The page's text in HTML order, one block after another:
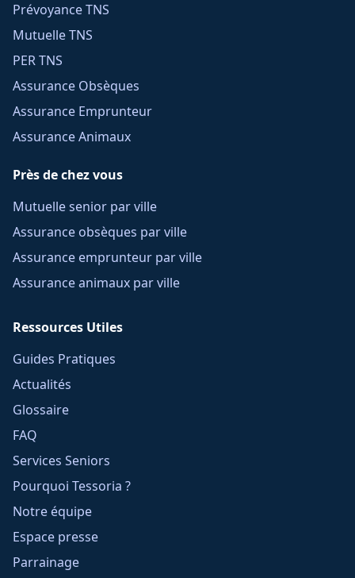
Prévoyance TNS
Mutuelle TNS
PER TNS
Assurance Obsèques
Assurance Emprunteur
Assurance Animaux
Près de chez vous
Mutuelle senior par ville
Assurance obsèques par ville
Assurance emprunteur par ville
Assurance animaux par ville
Ressources Utiles
Guides Pratiques
Actualités
Glossaire
FAQ
Services Seniors
Pourquoi Tessoria ?
Notre équipe
Espace presse
Parrainage